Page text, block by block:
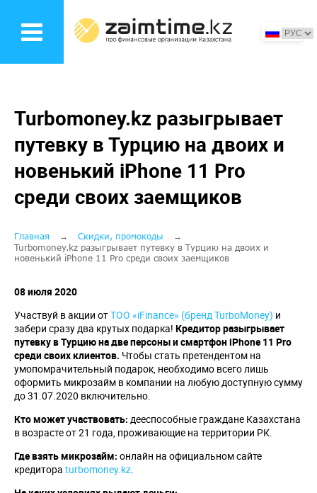
основному
Turbomoney.kz разыгрывает
путевку в Турцию на двоих и
новенький iPhone 11 Pro
среди своих заемщиков
Строка
навигации
Главная
Скидки, промокоды
Turbomoney.kz разыгрывает путевку в Турцию на двоих и
новенький iPhone 11 Pro среди своих заемщиков
08 июля 2020
Участвуй в акции отТОО «iFinance» (бренд TurboMoney) и
забери сразу два крутых подарка! Кредитор разыгрывает
путевку в Турцию на две персоны и смартфонiPhone11 Pro
среди своих клиентов. Чтобы стать претендентом на
умопомрачительный подарок, необходимо всего лишь
оформить микрозайм в компании на любую доступную сумму
до 31.07.2020 включительно.
Кто может участвовать: дееспособные граждане Казахстана
в возрасте от 21 года, проживающие на территории РК.
Где взять микрозайм: онлайн на официальном сайте
кредитора turbomoney.kz.